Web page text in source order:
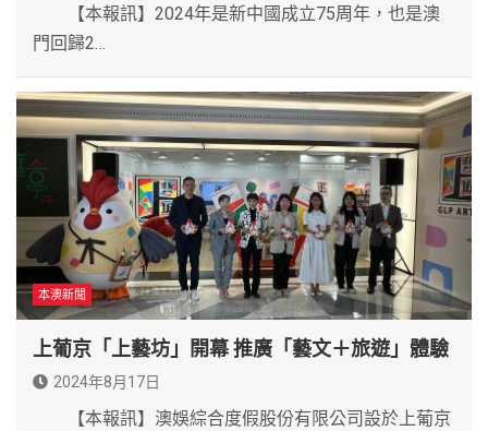
【本報訊】2024年是新中國成立75周年，也是澳
門回歸2…
本澳新聞
上葡京「上藝坊」開幕 推廣「藝文＋旅遊」體驗
2024年8月17日
【本報訊】澳娛綜合度假股份有限公司設於上葡京